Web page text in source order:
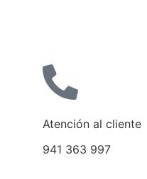
Atención al cliente
941 363 997